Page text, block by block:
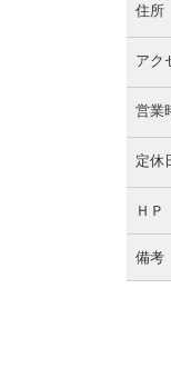
住所
アク
営業
定休
ＨＰ
備考